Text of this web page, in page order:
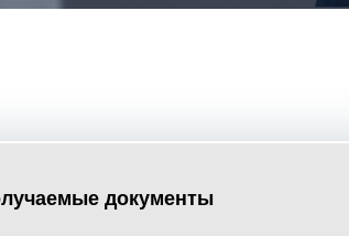
документы